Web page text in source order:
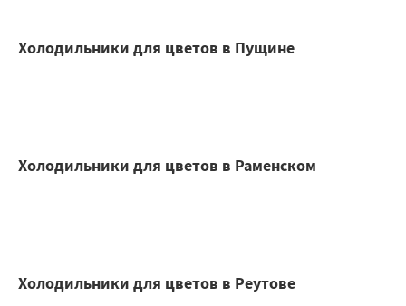
Холодильники для цветов в Пущине
Холодильники для цветов в Раменском
Холодильники для цветов в Реутове